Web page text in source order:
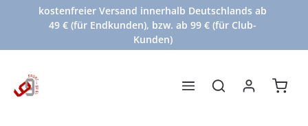
Zum Hauptinhalt springen
kostenfreier Versand innerhalb Deutschlands ab
49 € (für Endkunden), bzw. ab 99 € (für Club-
Kunden)